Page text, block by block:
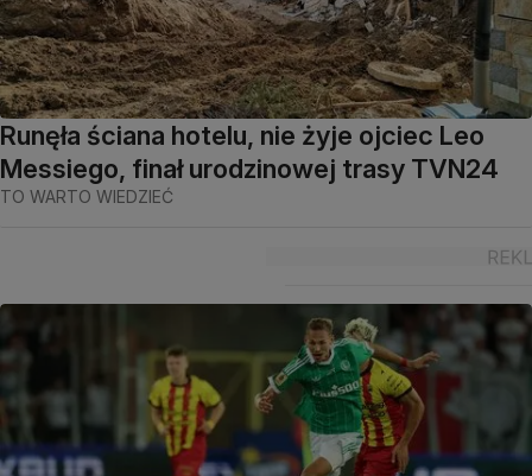
Runęła ściana hotelu, nie żyje ojciec Leo
Messiego, finał urodzinowej trasy TVN24
TO WARTO WIEDZIEĆ